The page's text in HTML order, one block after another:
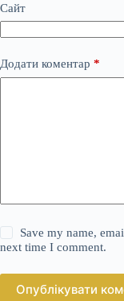
Сайт
Додати коментар *
Save my name,
next time I comment.
Опублікувати